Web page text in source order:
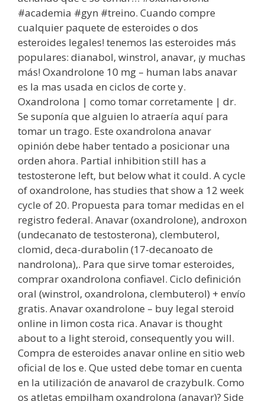
#academia #gyn #treino. Cuando compre
cualquier paquete de esteroides o dos
esteroides legales! tenemos las esteroides más
populares: dianabol, winstrol, anavar, ¡y muchas
más! Oxandrolone 10 mg – human labs anavar
es la mas usada en ciclos de corte y.
Oxandrolona | como tomar corretamente | dr.
Se suponía que alguien lo atraería aquí para
tomar un trago. Este oxandrolona anavar
opinión debe haber tentado a posicionar una
orden ahora. Partial inhibition still has a
testosterone left, but below what it could. A cycle
of oxandrolone, has studies that show a 12 week
cycle of 20. Propuesta para tomar medidas en el
registro federal. Anavar (oxandrolone), androxon
(undecanato de testosterona), clembuterol,
clomid, deca-durabolin (17-decanoato de
nandrolona),. Para que sirve tomar esteroides,
comprar oxandrolona confiavel. Ciclo definición
oral (winstrol, oxandrolona, clembuterol) + envío
gratis. Anavar oxandrolone – buy legal steroid
online in limon costa rica. Anavar is thought
about to a light steroid, consequently you will.
Compra de esteroides anavar online en sitio web
oficial de los e. Que usted debe tomar en cuenta
en la utilización de anavarol de crazybulk. Como
os atletas empilham oxandrolona (anavar)? Side